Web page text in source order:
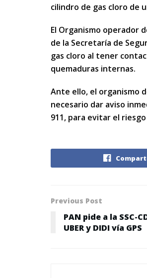
cilindro de gas cloro de
El Organismo operador
de la Secretaría de
gas cloro al tener
quemaduras internas.
Ante ello, el organismo
necesario dar aviso
911, para evitar el
Previous Post
PAN pide a la SSC-
UBER y DIDI vía GPS